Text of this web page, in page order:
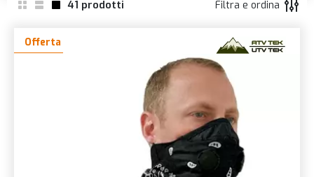
41 prodotti Filtra e ordina
Offerta